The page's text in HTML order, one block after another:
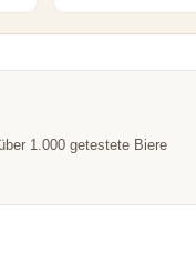
1.000 getestete Biere